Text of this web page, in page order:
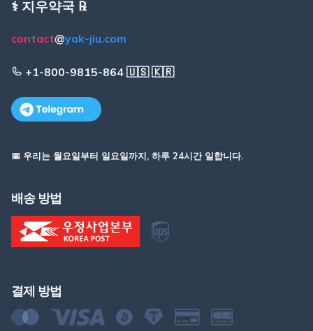
⚕️ 지우약국 ℞
contact@yak-jiu.com
+1-800-9815-864 🇺🇸 🇰🇷
📅 우리는 월요일부터 일요일까지, 하루 24시간 일합니다.
배송 방법
결제 방법